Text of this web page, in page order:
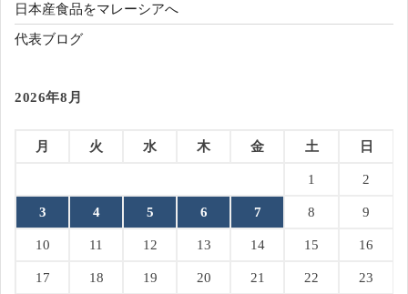
日本産食品をマレーシアへ
代表ブログ
2026年8月
月 火 水 木 金 土 日
1 2
3 4 5 6 7 8 9
10 11 12 13 14 15 16
17 18 19 20 21 22 23